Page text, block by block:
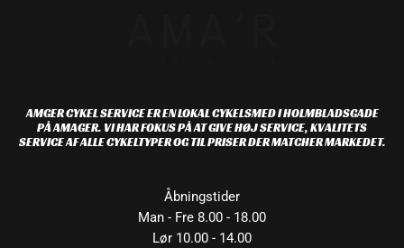
AMGER CYKEL SERVICE ER EN LOKAL CYKELSMED I HOLMBLADSGADE
PÅ AMAGER. VI HAR FOKUS PÅ AT GIVE HØJ SERVICE, KVALITETS
SERVICE AF ALLE CYKELTYPER OG TIL PRISER DER MATCHER MARKEDET.
Åbningstider
Man - Fre 8.00 - 18.00
Lør 10.00 - 14.00